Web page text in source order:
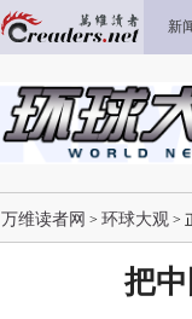
新
万维读者网 > 环球大观 >
把